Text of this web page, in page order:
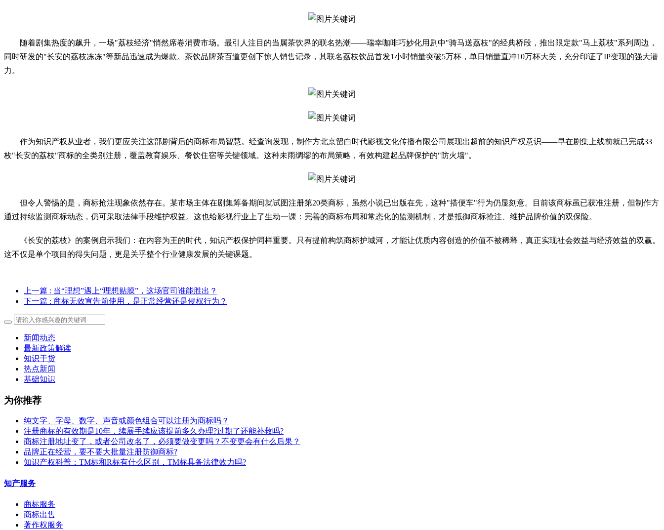
随着剧集热度的飙升，一场"荔枝经济"悄然席卷消费市场。最引人注目的当属茶饮界的联名热潮——瑞幸咖啡巧妙化用剧中"骑马送荔枝"的经典桥段，推出限定款"马上荔枝"系列周边，
同时研发的"长安的荔枝冻冻"等新品迅速成为爆款。茶饮品牌茶百道更创下惊人销售记录，其联名荔枝饮品首发1小时销量突破5万杯，单日销量直冲10万杯大关，充分印证了IP变现的强大潜
力。
作为知识产权从业者，我们更应关注这部剧背后的商标布局智慧。经查询发现，制作方北京留白时代影视文化传播有限公司展现出超前的知识产权意识——早在剧集上线前就已完成33
枚"长安的荔枝"商标的全类别注册，覆盖教育娱乐、餐饮住宿等关键领域。这种未雨绸缪的布局策略，有效构建起品牌保护的"防火墙"。
但令人警惕的是，商标抢注现象依然存在。某市场主体在剧集筹备期间就试图注册第20类商标，虽然小说已出版在先，这种"搭便车"行为仍显刻意。目前该商标虽已获准注册，但制作方
通过持续监测商标动态，仍可采取法律手段维护权益。这也给影视行业上了生动一课：完善的商标布局和常态化的监测机制，才是抵御商标抢注、维护品牌价值的双保险。
《长安的荔枝》的案例启示我们：在内容为王的时代，知识产权保护同样重要。只有提前构筑商标护城河，才能让优质内容创造的价值不被稀释，真正实现社会效益与经济效益的双赢。
这不仅是单个项目的得失问题，更是关乎整个行业健康发展的关键课题。
上一篇 : 当“理想”遇上“理想贴膜”，这场官司谁能胜出？
下一篇 : 商标无效宣告前使用，是正常经营还是侵权行为？
新闻动态
最新政策解读
知识干货
热点新闻
基础知识
为你推荐
纯文字、字母、数字、声音或颜色组合可以注册为商标吗？
注册商标的有效期是10年，续展手续应该提前多久办理?过期了还能补救吗?
商标注册地址变了，或者公司改名了，必须要做变更吗？不变更会有什么后果？
​品牌正在经营，要不要大批量注册防御商标?
知识产权科普：TM标和R标有什么区别，TM标具备法律效力吗?
知产服务
商标服务
商标出售
著作权服务